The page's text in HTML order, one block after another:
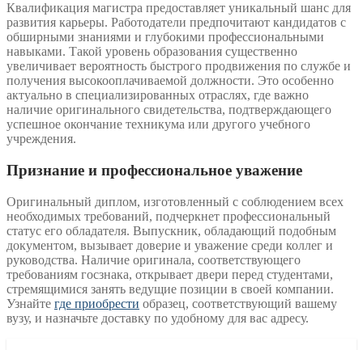
Квалификация магистра предоставляет уникальный шанс для
развития карьеры. Работодатели предпочитают кандидатов с
обширными знаниями и глубокими профессиональными
навыками. Такой уровень образования существенно
увеличивает вероятность быстрого продвижения по службе и
получения высокооплачиваемой должности. Это особенно
актуально в специализированных отраслях, где важно
наличие оригинального свидетельства, подтверждающего
успешное окончание техникума или другого учебного
учреждения.
Признание и профессиональное уважение
Оригинальный диплом, изготовленный с соблюдением всех
необходимых требований, подчеркнет профессиональный
статус его обладателя. Выпускник, обладающий подобным
документом, вызывает доверие и уважение среди коллег и
руководства. Наличие оригинала, соответствующего
требованиям госзнака, открывает двери перед студентами,
стремящимися занять ведущие позиции в своей компании.
Узнайте где приобрести образец, соответствующий вашему
вузу, и назначьте доставку по удобному для вас адресу.